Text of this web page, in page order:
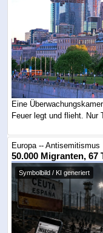
Eine
Feuer legt und flieht. Nur
Europa -- Antisemitismus
50.000 Migranten,
Symbolbild / KI generiert